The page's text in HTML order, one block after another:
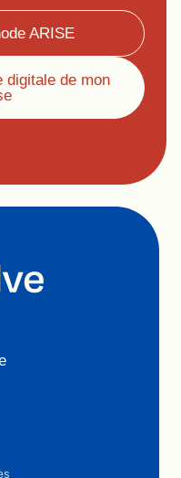
ARISE
digitale de mon